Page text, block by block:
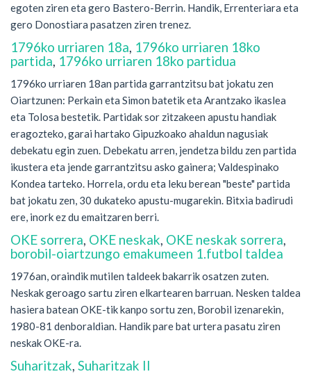
egoten ziren eta gero Bastero-Berrin. Handik, Errenteriara eta
gero Donostiara pasatzen ziren trenez.
1796ko urriaren 18a 1796ko urriaren 18ko
partida 1796ko urriaren 18ko partidua
1796ko urriaren 18an partida garrantzitsu bat jokatu zen
Oiartzunen: Perkain eta Simon batetik eta Arantzako ikaslea
eta Tolosa bestetik. Partidak sor zitzakeen apustu handiak
eragozteko, garai hartako Gipuzkoako ahaldun nagusiak
debekatu egin zuen. Debekatu arren, jendetza bildu zen partida
ikustera eta jende garrantzitsu asko gainera; Valdespinako
Kondea tarteko. Horrela, ordu eta leku berean "beste" partida
bat jokatu zen, 30 dukateko apustu-mugarekin. Bitxia badirudi
ere, inork ez du emaitzaren berri.
OKE sorrera OKE neskak OKE neskak sorrera
borobil-oiartzungo emakumeen 1.futbol taldea
1976an, oraindik mutilen taldeek bakarrik osatzen zuten.
Neskak geroago sartu ziren elkartearen barruan. Nesken taldea
hasiera batean OKE-tik kanpo sortu zen, Borobil izenarekin,
1980-81 denboraldian. Handik pare bat urtera pasatu ziren
neskak OKE-ra.
Suharitzak Suharitzak II